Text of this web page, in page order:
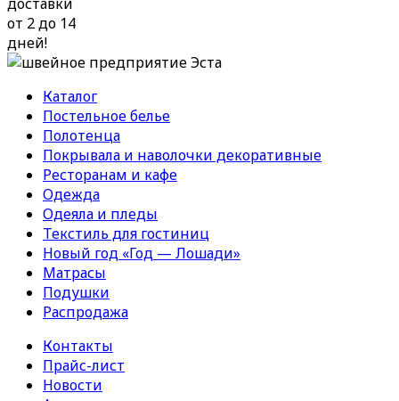
от 2 до 14
дней!
Каталог
Постельное белье
Полотенца
Покрывала и наволочки декоративные
Ресторанам и кафе
Одежда
Одеяла и пледы
Текстиль для гостиниц
Новый год «Год — Лошади»
Матрасы
Подушки
Распродажа
Контакты
Прайс-лист
Новости